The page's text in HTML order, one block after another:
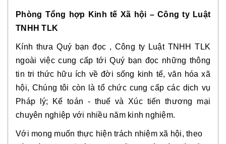
Phòng Tổng hợp Kinh tế Xã hội – Công ty Luật
TNHH TLK
Kính thưa Quý bạn đọc , Công ty Luật TNHH TLK
ngoài việc cung cấp tới Quý bạn đọc những thông
tin tri thức hữu ích về đời sống kinh tế, văn hóa xã
hội, Chúng tôi còn là tổ chức cung cấp các dịch vụ
Pháp lý; Kế toán - thuế và Xúc tiến thương mại
chuyên nghiệp với nhiều năm kinh nghiệm.
Với mong muốn thực hiện trách nhiệm xã hội, theo